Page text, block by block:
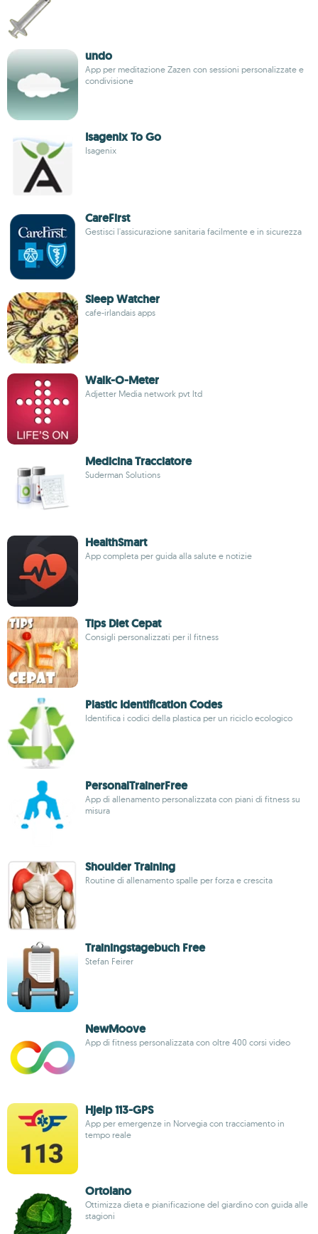
undo
App per meditazione Zazen con sessioni personalizzate e
condivisione
Isagenix To Go
Isagenix
CareFirst
Gestisci l'assicurazione sanitaria facilmente e in sicurezza
Sleep Watcher
cafe-irlandais apps
Walk-O-Meter
Adjetter Media network pvt ltd
Medicina Tracciatore
Suderman Solutions
HealthSmart
App completa per guida alla salute e notizie
Tips Diet Cepat
Consigli personalizzati per il fitness
Plastic Identification Codes
Identifica i codici della plastica per un riciclo ecologico
PersonalTrainerFree
App di allenamento personalizzata con piani di fitness su
misura
Shoulder Training
Routine di allenamento spalle per forza e crescita
Trainingstagebuch Free
Stefan Feirer
NewMoove
App di fitness personalizzata con oltre 400 corsi video
Hjelp 113-GPS
App per emergenze in Norvegia con tracciamento in
tempo reale
Ortolano
Ottimizza dieta e pianificazione del giardino con guida alle
stagioni